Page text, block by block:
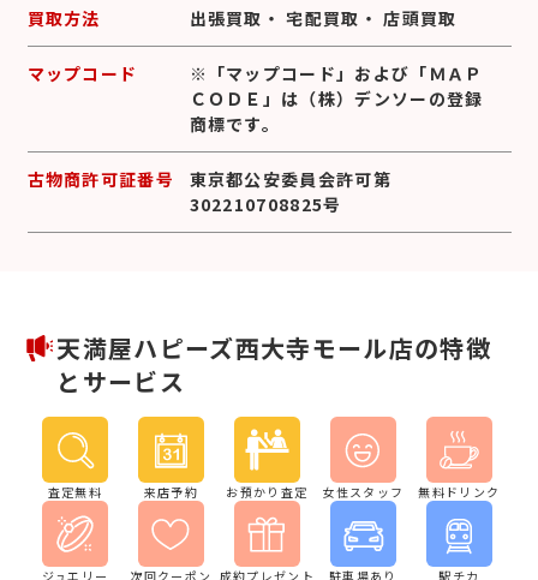
買取方法 出張買取 ・宅配買取 ・店頭買取
マップコード
※「マップコード」および「ＭＡＰ
ＣＯＤＥ」は（株）デンソーの登録
商標です。
古物商許可証番号
東京都公安委員会許可第
302210708825号
天満屋ハピーズ西大寺モール店の特徴
とサービス
査定無料 来店予約 お預かり査定 女性スタッフ 無料ドリンク
ジュエリー
次回クーポン 成約プレゼント 駐車場あり 駅チカ